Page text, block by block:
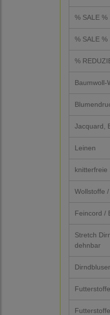
% SALE %
% SALE %
%
Baumwoll-
Jacquard,
Leinen
knitterfreie
Wollstoffe
Feincord /
Stretch
dehnbar